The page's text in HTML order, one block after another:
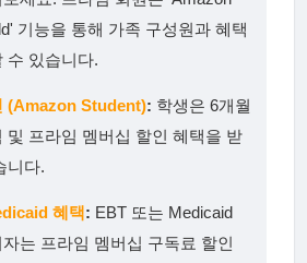
기능을 통해 가족 구성원과 혜택
수 있습니다.
(Amazon Student): 학생은 6개월
및 프라임 멤버십 할인 혜택을 받
니다.
혜택: EBT 또는 Medicaid
는 프라임 멤버십 구독료 할인